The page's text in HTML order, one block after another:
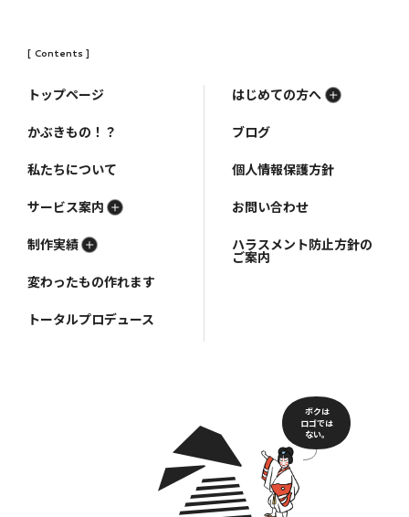
[ Contents ]
トップページ
かぶきもの！？
私たちについて
サービス案内
制作実績
変わったもの作れます
トータルプロデュース
はじめての方へ
ブログ
個人情報保護方針
お問い合わせ
ハラスメント防止方針の
ご案内
ボクは
ロゴでは
ない。